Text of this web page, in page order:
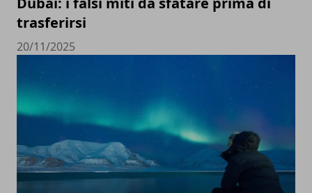
trasferirsi
20/11/2025